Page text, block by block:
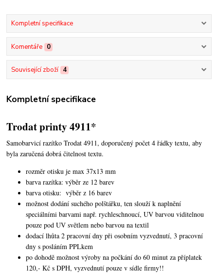
Kompletní specifikace
Komentáře 0
Související zboží 4
Kompletní specifikace
Trodat printy 4911*
Samobarvicí razítko Trodat 4911, doporučený počet 4 řádky textu,aby
byla zaručená dobrá čitelnost textu.
rozměr otisku je max 37x13 mm
barva razítka: výběr ze 12 barev
barva otisku: výběr z 16 barev
možnost dodání suchého polštářku, ten slouží k naplnění
speciálními barvami např. rychleschnoucí, UV barvou viditelnou
pouze pod UV světlem nebo barvou na textil
dodací lhůta 2 pracovní dny při osobním vyzvednutí, 3 pracovní
dny s posláním PPLkem
po dohodě možnost výroby na počkání do 60 minut za příplatek
120,- Kč s DPH, vyzvednutí pouze v sídle firmy!!